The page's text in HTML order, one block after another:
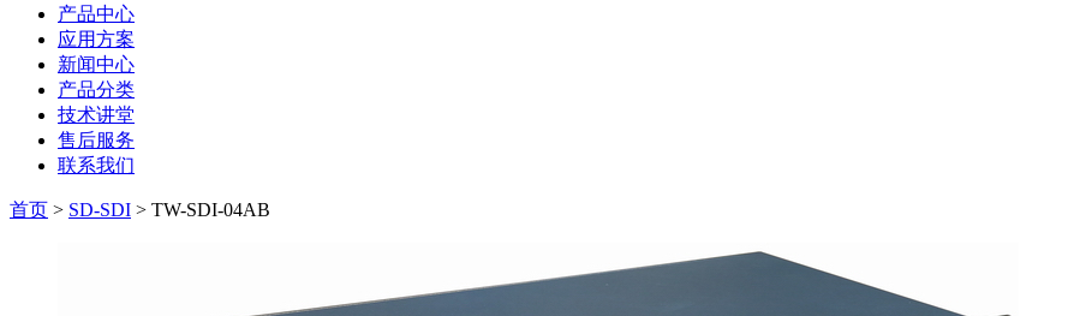
产品中心
应用方案
新闻中心
产品分类
技术讲堂
售后服务
联系我们
首页 > SD-SDI > TW-SDI-04AB